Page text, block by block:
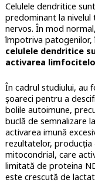
Celulele dendritice
predominant la
nervos. În mod
împotriva patogenilor,
celulele dendritice
activarea
În cadrul studiului, au
șoareci pentru a
bolile autoimune,
buclă de semnalizare
activarea imună
rezultatelor, producția
mitocondrial, care
limitată de proteina
este crescută de